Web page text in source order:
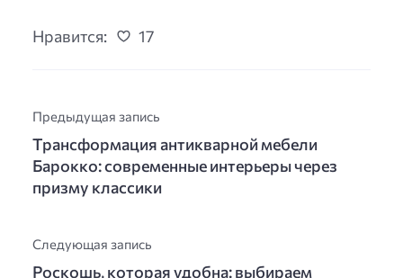
Нравится: 17
Предыдущая запись
Трансформация антикварной мебели
Барокко: современные интерьеры через
призму классики
Следующая запись
Роскошь, которая удобна: выбираем